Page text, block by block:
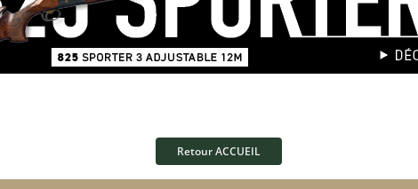
Retour ACCUEIL